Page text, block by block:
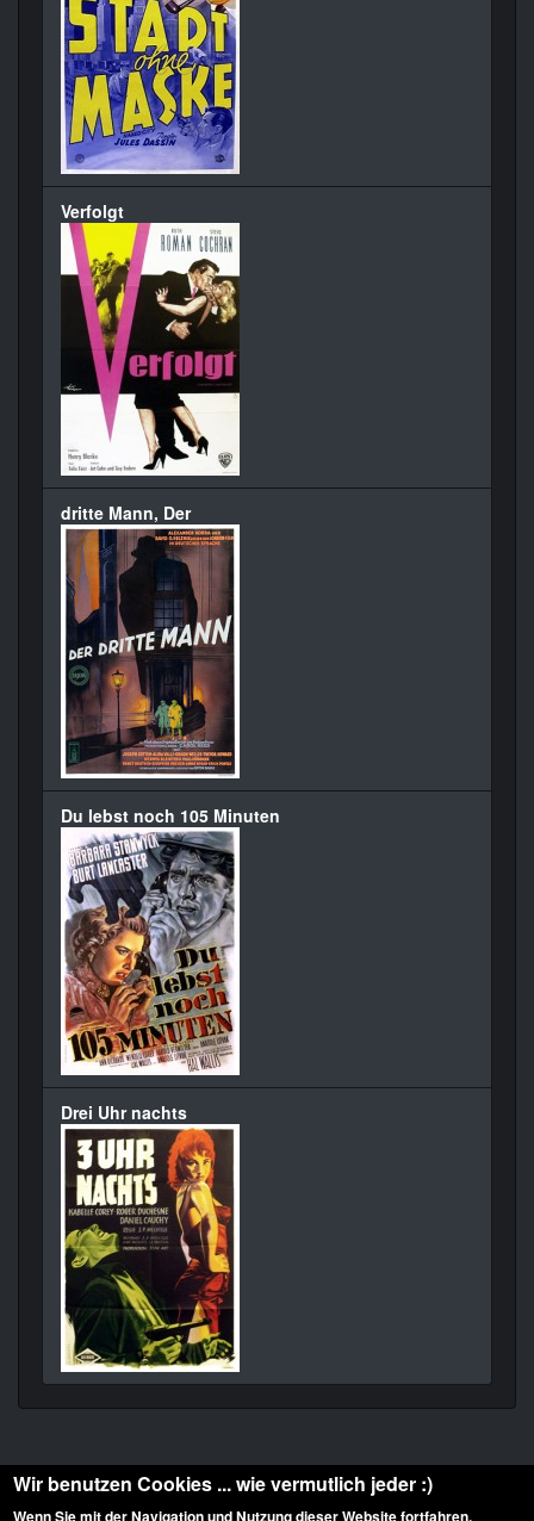
Verfolgt
dritte Mann, Der
Du lebst noch 105 Minuten
Drei Uhr nachts
Wir benutzen Cookies ... wie vermutlich jeder :)
Wenn Sie mit der Navigation und Nutzung dieser Website fortfahren,